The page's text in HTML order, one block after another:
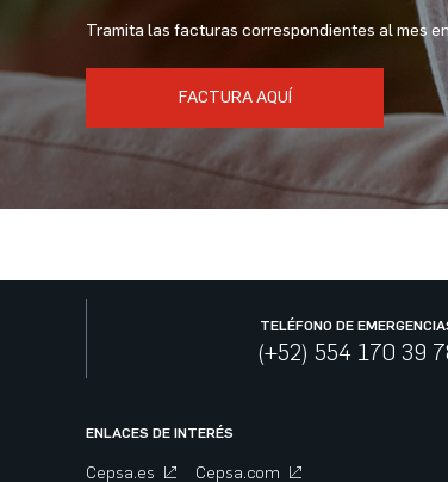
Tramita las facturas correspondientes al mes
FACTURA AQUÍ
TELÉFONO DE
(+52) 554 170 39
ENLACES DE INTERÉS
Cepsa.es Cepsa.com